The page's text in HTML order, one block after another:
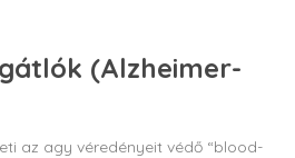
(Alzheimer-
az agy véredényeit védő “blood-